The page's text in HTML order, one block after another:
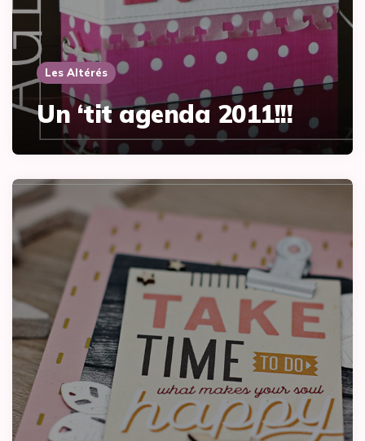
Les Altérés
Un ‘tit agenda 2011!!!